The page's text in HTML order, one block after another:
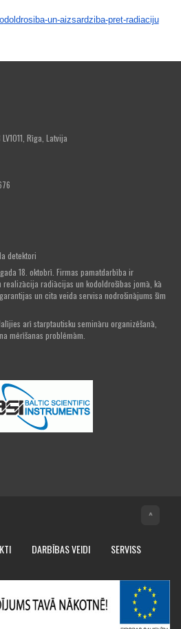
doldrosiba-un-aizsardziba-pret-radiaciju
Rīga, Latvija
detektori
18. oktobrī. Firmas pamatdarbība ir
radiācijas un kodoldrošības jomā, kā
un cita veida servisa nodrošinājums šīm
arī starptautisku semināru organizēšanā,
mērīšanas problēmām.
^
DARBĪBAS VEIDI
SERVISS